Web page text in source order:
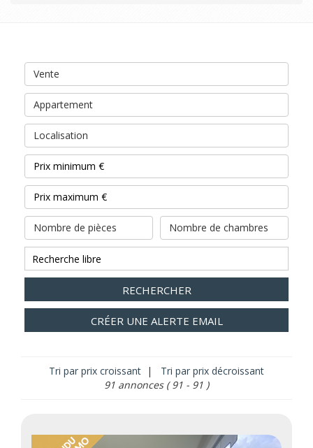
Vente
Appartement
Localisation
Nombre de pièces Nombre de chambres
RECHERCHER
CRÉER UNE ALERTE EMAIL
Tri par prix croissant |
Tri par prix décroissant
91 annonces ( 91 - 91 )